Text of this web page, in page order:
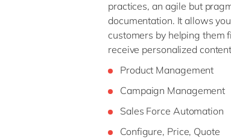
practices, an agile but
documentation. It allows
customers by helping them
receive personalized
Product Management
Campaign Management
Sales Force Automation
Configure, Price, Quote